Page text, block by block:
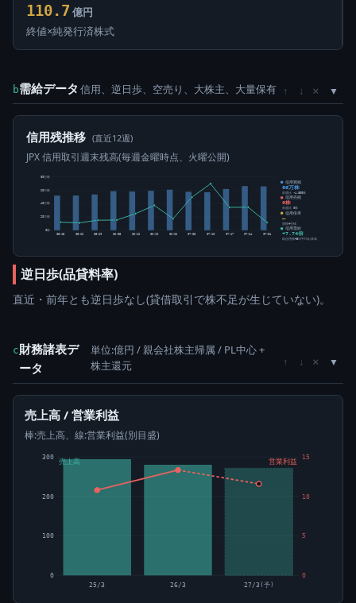
110.7 億円
終値×純発行済株式
b需給データ 信用、逆日歩、空売り、大株主、大量保有 ↑ ↓ ×
信用残推移 (直近12週)
JPX 信用取引週末残高(毎週金曜時点、火曜公開)
0株
20万株
40万株
60万株
80万株
05-15 05-22 05-29 06-05 06-12 06-19 06-26 07-03 07-10 07-17 07-24 07-31
信用買残
66万株
前週比 -4,800株
信用売残
0株
前週比 0株
信用倍率
―
買残÷売残
信用需給
+7.74倍
純信用残÷5日平均出来高
逆日歩(品貸料率)
直近・前年とも逆日歩なし(貸借取引で株不足が生じていない)。
c財務諸表デ
ータ
単位:億円 / 親会社株主帰属 / PL中心 +
株主還元
↑ ↓ ×
売上高 / 営業利益
棒:売上高、線:営業利益(別目盛)
0
100
200
300
0
5
10
15
25/3 26/3 27/3(予)
売上高 営業利益